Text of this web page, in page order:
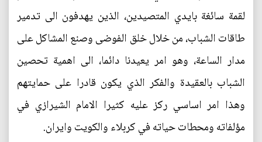
لقمة سائغة بايدي المتصيدين، الذين يهدفون الى تدمير
طاقات الشباب، من خلال خلق الفوضى وصنع المشاكل على
مدار الساعة، وهو امر يعيدنا دائما، الى اهمية تحصين
الشباب بالعقيدة والفكر الذي يكون قادرا على حمايتهم
وهذا امر اساسي ركز عليه كثيرا الامام الشيرازي في
مؤلفاته ومحطات حياته في كربلاء والكويت وايران.